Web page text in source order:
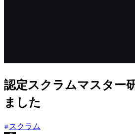
認定スクラムマスター
ました
スクラム